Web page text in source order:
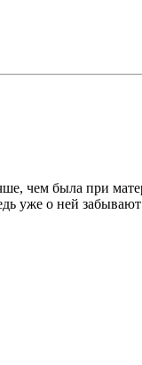
чем была при
уже о ней